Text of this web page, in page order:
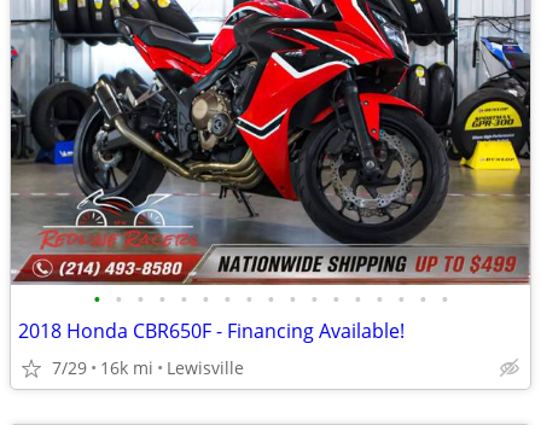
• • • • • • • • • • • • • • • • •
2018 Honda CBR650F - Financing Available!
7/29 16k mi Lewisville